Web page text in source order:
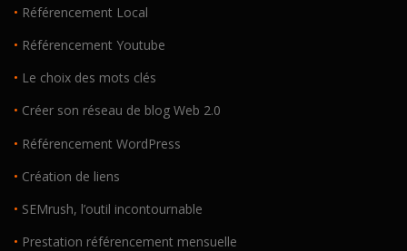
• Référencement Local
• Référencement Youtube
• Le choix des mots clés
• Créer son réseau de blog Web 2.0
• Référencement WordPress
• Création de liens
• SEMrush, l’outil incontournable
• Prestation référencement mensuelle